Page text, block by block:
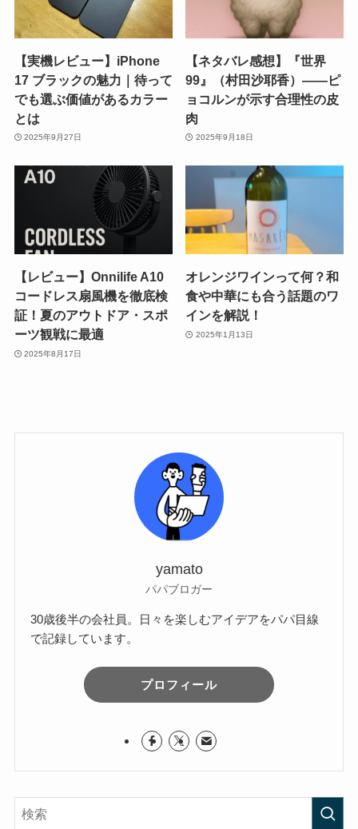
【実機レビュー】iPhone
17 ブラックの魅力｜待って
でも選ぶ価値があるカラー
とは
2025年9月27日
【ネタバレ感想】『世界
99』（村田沙耶香）――ピ
ョコルンが示す合理性の皮
肉
2025年9月18日
【レビュー】Onnilife A10
コードレス扇風機を徹底検
証！夏のアウトドア・スポ
ーツ観戦に最適
2025年8月17日
オレンジワインって何？和
食や中華にも合う話題のワ
インを解説！
2025年1月13日
yamato
パパブロガー
30歳後半の会社員。日々を楽しむアイデアをパパ目線
で記録しています。
プロフィール